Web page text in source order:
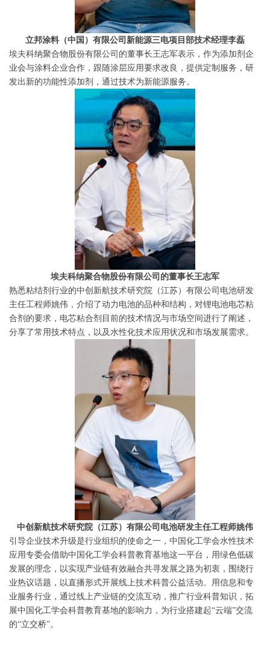
立邦涂料（中国）有限公司新能源三电项目部技术经理李磊
埃夫科纳聚合物股份有限公司的董事长王志军表示，作为添加剂企
业会与涂料企业合作，跟随涂层应用要求改良，提供定制服务，研
发出新的功能性添加剂，通过技术为新能源服务。
埃夫科纳聚合物股份有限公司的董事长王志军
熟悉粘结剂行业的中创新航技术研究院（江苏）有限公司电池研发
主任工程师姚伟，介绍了动力电池的品种和结构，对锂电池电芯粘
合剂的要求，电芯粘合剂目前的技术情况与市场空间进行了阐述，
分享了常用技术特点，以及水性化技术应用状况和市场发展需求。
中创新航技术研究院（江苏）有限公司电池研发主任工程师姚伟
引导企业技术升级是行业组织的使命之一，中国化工学会水性技术
应用专委会借助中国化工学会科普教育基地这一平台，用绿色低碳
发展的理念，以实现产业链有效融合共寻发展之路为初衷，围绕行
业热议话题，以直播形式开展线上技术科普公益活动。用信息和专
业服务行业，通过线上产业链的交流互动，推广行业科普知识，拓
展中国化工学会科普教育基地的影响力，为行业搭建起“云端”交流
的“立交桥”。